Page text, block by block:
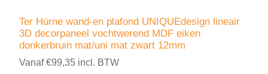
Ter Hürne wand-en plafond UNIQUEdesign lineair
3D decorpaneel vochtwerend MDF eiken
donkerbruin mat/uni mat zwart 12mm
Vanaf €99,35 incl. BTW